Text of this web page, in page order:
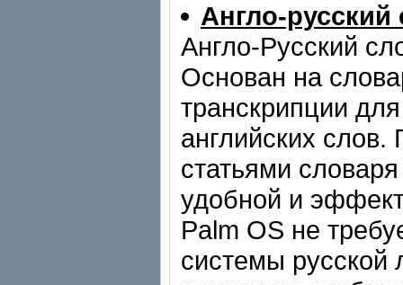
Англо-
Англо-Русский
Основан на
транскрипции
английских
статьями
удобной и
Palm OS не
системы русской